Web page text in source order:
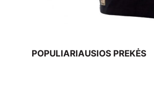
POPULIARIAUSIOS PREKĖS